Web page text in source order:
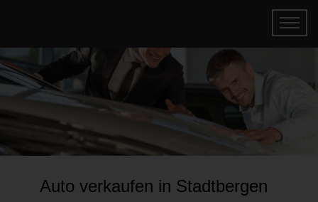
Auto verkaufen in Stadtbergen